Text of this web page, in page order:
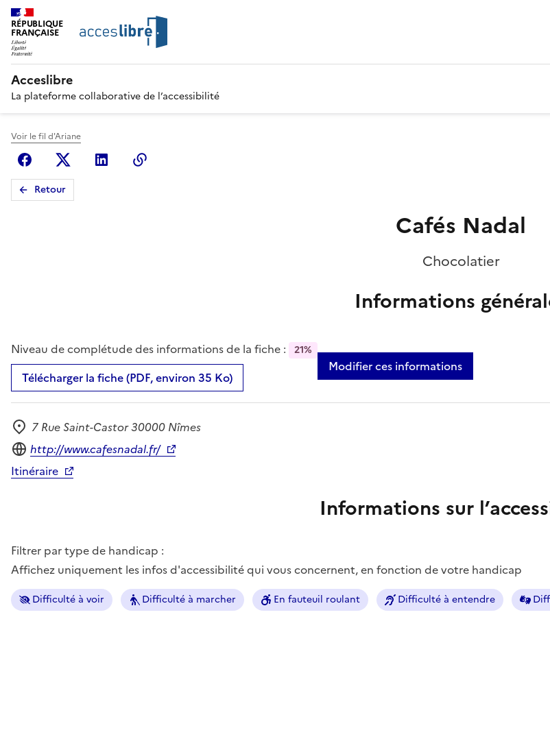
RÉPUBLIQUE
FRANÇAISE
Acceslibre
La plateforme collaborative de l’accessibilité
Voir le fil d'Ariane
FacebookX (anciennement Twitter)
Linkedin
Retour
Cafés Nadal
Chocolatier
Informations
Niveau de complétude des informations de la fiche : 21%
Télécharger la fiche (PDF, environ 35 Ko)
Modifier ces informations
Adresse
7 Rue Saint-Castor 30000 Nîmes
Site internet
http://www.cafesnadal.fr/
Itinéraire
Informations sur
Filtrer par type de handicap :
Affichez uniquement les infos d'accessibilité qui vous concernent, en fonction de votre handicap
Difficulté à voir Difficulté à marcher En fauteuil roulant Difficulté à entendre